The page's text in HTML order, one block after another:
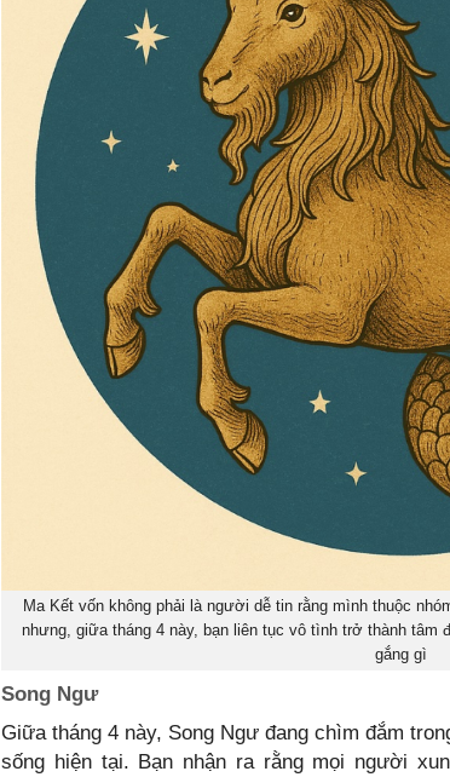
Ma Kết vốn không phải là người dễ tin rằng mình thuộc
nhưng, giữa tháng 4 này, bạn liên tục vô tình trở thành tâm
gắng gì
Song Ngư
Giữa tháng 4 này, Song Ngư đang chìm đắm
sống hiện tại. Bạn nhận ra rằng mọi người